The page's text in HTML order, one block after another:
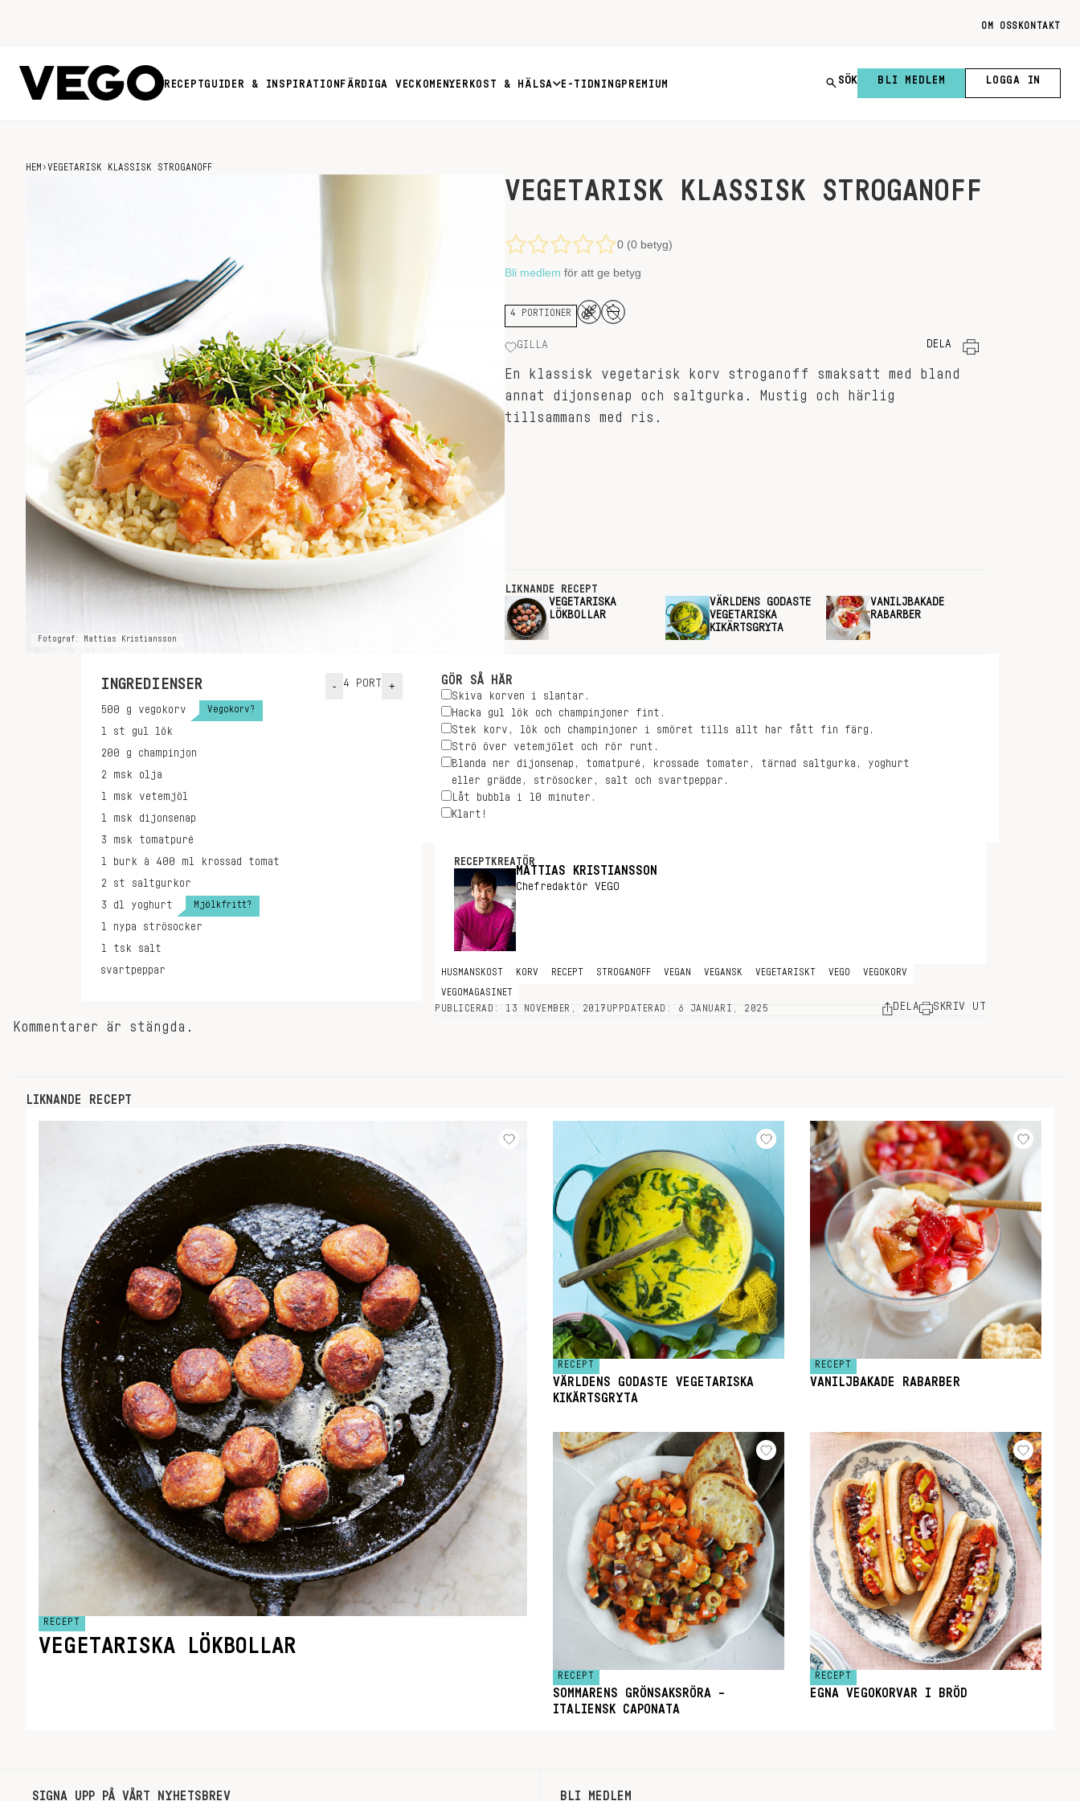
OM OSS KONTAKT
RECEPTGUIDER & INSPIRATION FÄRDIGA VECKOMENYER KOST & HÄLSA E-TIDNING PREMIUM SÖK BLI MEDLEM LOGGA IN
HEM ›VEGETARISK KLASSISK STROGANOFF
Fotograf: Mattias Kristiansson
VEGETARISK KLASSISK STROGANOFF
0 (0 betyg)
Bli medlem för att ge betyg
4 PORTIONER
GILLA DELA
En klassisk vegetarisk korv stroganoff smaksatt med bland
annat dijonsenap och saltgurka. Mustig och härlig
tillsammans med ris.
LIKNANDE RECEPT
VEGETARISKA
LÖKBOLLAR
VÄRLDENS GODASTE
VEGETARISKA
KIKÄRTSGRYTA
VANILJBAKADE
RABARBER
INGREDIENSER - 4 PORT +
500 g vegokorv Vegokorv?
1 st
gul lök
200 g
champinjon
2 msk
olja
1 msk
vetemjöl
1 msk
dijonsenap
3 msk
tomatpuré
1
burk à 400 ml
krossad tomat
2 st
saltgurkor
3 dl yoghurt Mjölkfritt?
1 nypa
strösocker
1 tsk
salt
svartpeppar
GÖR SÅ HÄR
Skiva korven i slantar.
Hacka gul lök och champinjoner fint.
Stek korv, lök och champinjoner i smöret tills allt har fått fin färg.
Strö över vetemjölet och rör runt.
Blanda ner dijonsenap, tomatpuré, krossade tomater, tärnad saltgurka, yoghurt
eller grädde, strösocker, salt och svartpeppar.
Låt bubbla i 10 minuter.
Klart!
RECEPTKREATÖR
MATTIAS KRISTIANSSON
Chefredaktör VEGO
HUSMANSKOST KORV RECEPT STROGANOFF VEGAN VEGANSK VEGETARISKT VEGO VEGOKORV
VEGOMAGASINET
PUBLICERAD: 13 NOVEMBER, 2017 UPPDATERAD: 6 JANUARI, 2025 DELA SKRIV UT
Kommentarer är stängda.
LIKNANDE RECEPT
RECEPT
VEGETARISKA LÖKBOLLAR
RECEPT
VÄRLDENS GODASTE VEGETARISKA
KIKÄRTSGRYTA
RECEPT
VANILJBAKADE RABARBER
RECEPT
SOMMARENS GRÖNSAKSRÖRA –
ITALIENSK CAPONATA
RECEPT
EGNA VEGOKORVAR I BRÖD
SIGNA UPP PÅ VÅRT NYHETSBREV BLI MEDLEM